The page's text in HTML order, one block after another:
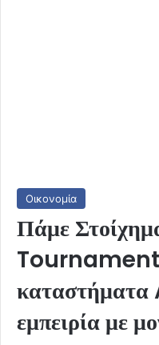
Οικονομία
Πάμε
Tournament
εμπειρία με